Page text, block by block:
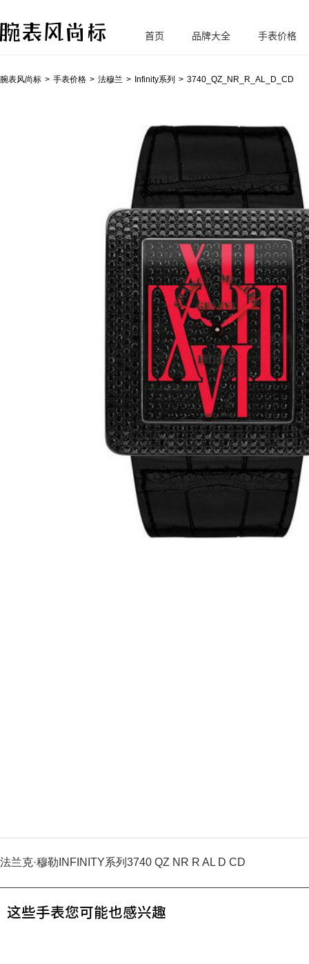
腕
首页 品牌大全 手表价格
腕表风尚标 手表价格 法穆兰 Infinity系列 3740_QZ_NR_R_AL_D_CD
法兰克·穆勒INFINITY系列3740 QZ NR R AL D CD
这些手表您可能也感兴趣